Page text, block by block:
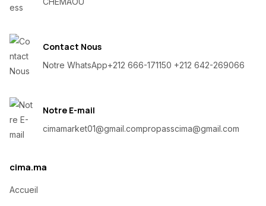
Contact Nous
Notre WhatsApp+212 666-171150 +212 642-269066
Notre E-mail
cimamarket01@gmail.compropasscima@gmail.com
cima.ma
Accueil